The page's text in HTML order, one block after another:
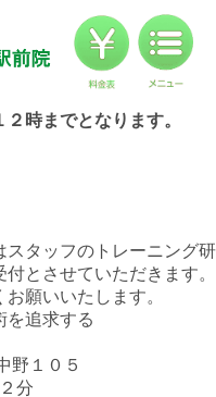
時までとなります。
タッフのトレーニング研
とさせていただきます。
願いいたします。
を追求する
野１０５
分